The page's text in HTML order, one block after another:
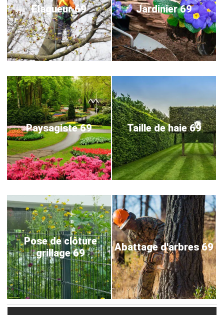
Elagueur 69 Jardinier 69
Paysagiste 69 Taille de haie 69
Pose de clôture
grillage 69
Abattage d'arbres 69